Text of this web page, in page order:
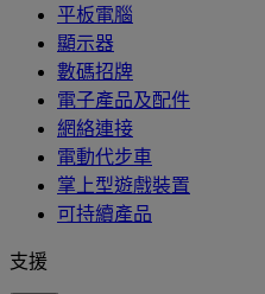
平板電腦
顯示器
數碼招牌
電子產品及配件
網絡連接
電動代步車
掌上型遊戲裝置
可持續產品
支援